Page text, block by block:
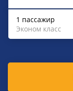
1 пассажир
Эконом класс